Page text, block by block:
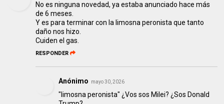
No es ninguna novedad, ya estaba anunciado hace más
de 6 meses.
Y es para terminar con la limosna peronista que tanto
daño nos hizo.
Cuiden el gas.
RESPONDER
Anónimo mayo 30, 2026
"limosna peronista" ¿Vos sos Milei? ¿Sos Donald